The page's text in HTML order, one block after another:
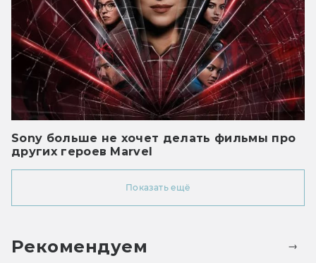
Sony больше не хочет делать фильмы про
других героев Marvel
Показать ещё
Рекомендуем